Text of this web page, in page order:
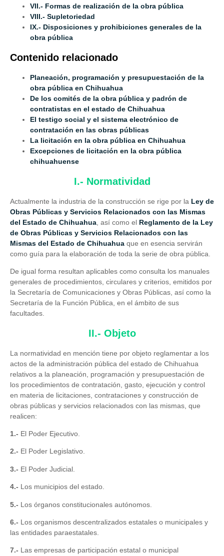
VII.- Formas de realización de la obra pública
VIII.- Supletoriedad
IX.- Disposiciones y prohibiciones generales de la
obra pública
Contenido relacionado
Planeación, programación y presupuestación de la
obra pública en Chihuahua
De los comités de la obra pública y padrón de
contratistas en el estado de Chihuahua
El testigo social y el sistema electrónico de
contratación en las obras públicas
La licitación en la obra pública en Chihuahua
Excepciones de licitación en la obra pública
chihuahuense
I.- Normatividad
Actualmente la industria de la construcción se rige por la Ley de
Obras Públicas y Servicios Relacionados con las Mismas
del Estado de Chihuahua , así como el Reglamento de la Ley
de Obras Públicas y Servicios Relacionados con las
Mismas del Estado de Chihuahua que en esencia servirán
como guía para la elaboración de toda la serie de obra pública.
De igual forma resultan aplicables como consulta los manuales
generales de procedimientos, circulares y criterios, emitidos por
la Secretaría de Comunicaciones y Obras Públicas, así como la
Secretaría de la Función Pública, en el ámbito de sus
facultades.
II.- Objeto
La normatividad en mención tiene por objeto reglamentar a los
actos de la administración pública del estado de Chihuahua
relativos a la planeación, programación y presupuestación de
los procedimientos de contratación, gasto, ejecución y control
en materia de licitaciones, contrataciones y construcción de
obras públicas y servicios relacionados con las mismas, que
realicen:
1.- El Poder Ejecutivo.
2.- El Poder Legislativo.
3.- El Poder Judicial.
4.- Los municipios del estado.
5.- Los órganos constitucionales autónomos.
6.- Los organismos descentralizados estatales o municipales y
las entidades paraestatales.
7.- Las empresas de participación estatal o municipal